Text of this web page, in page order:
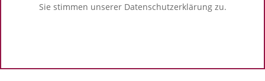
Sie stimmen unserer Datenschutzerklärungzu.